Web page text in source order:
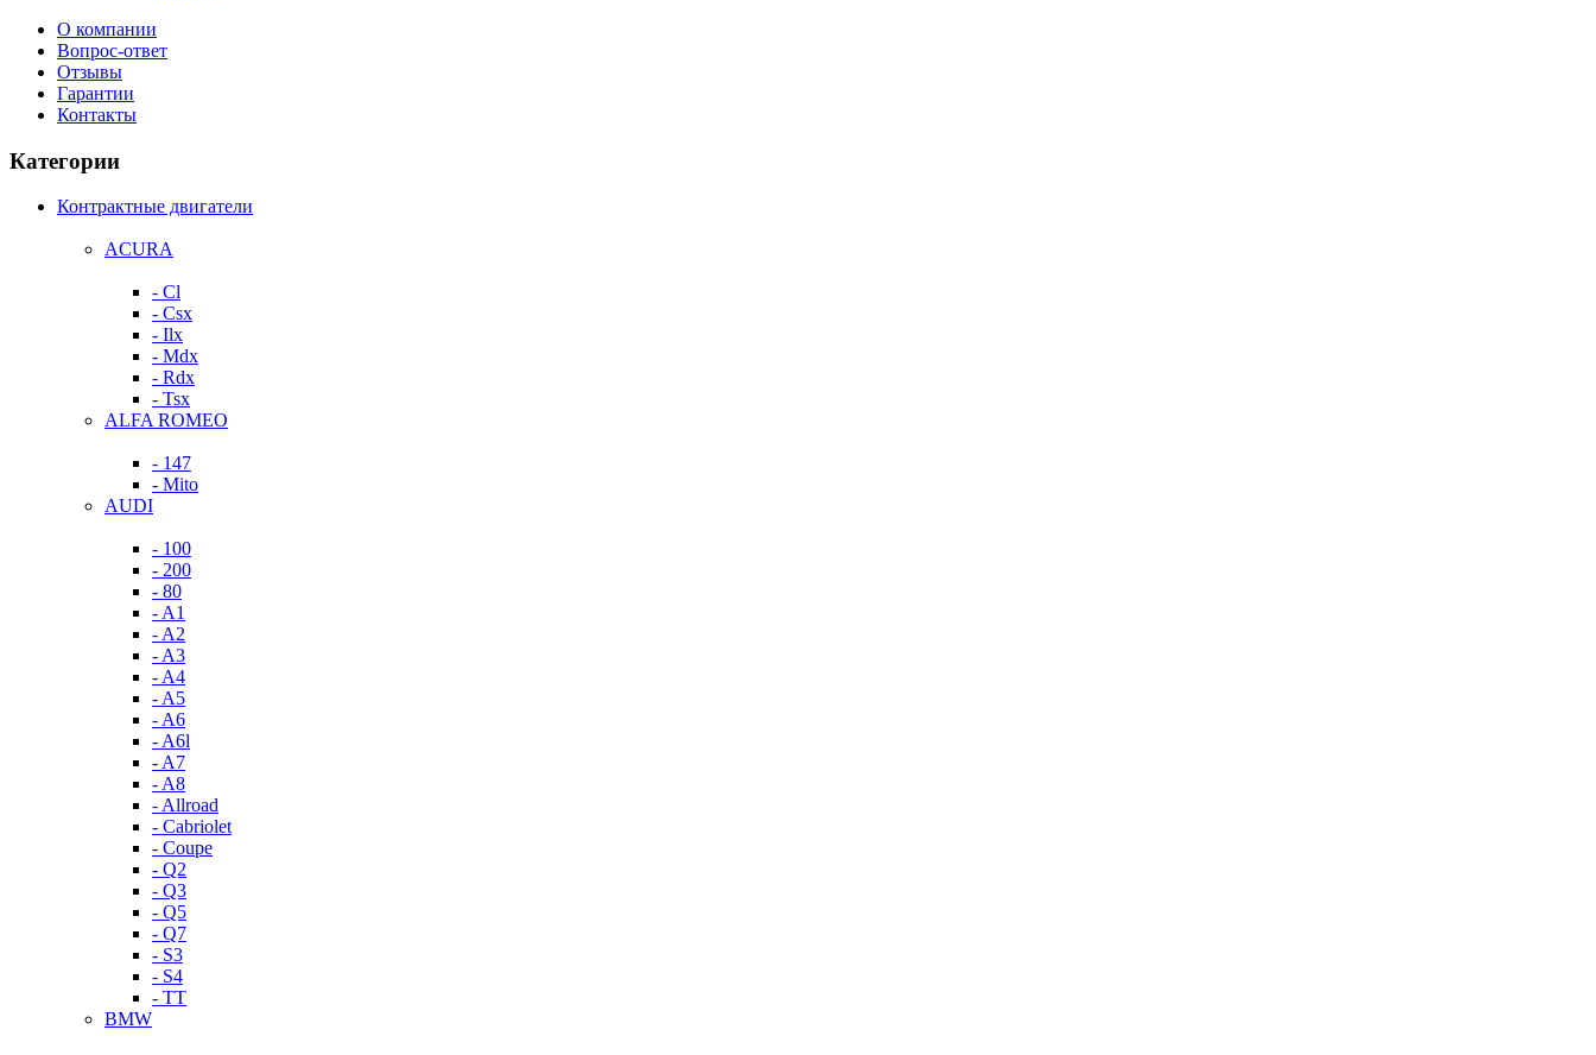
О компании
Вопрос-ответ
Отзывы
Гарантии
Контакты
Категории
Контрактные двигатели
ACURA
- Cl
- Csx
- Ilx
- Mdx
- Rdx
- Tsx
ALFA ROMEO
- 147
- Mito
AUDI
- 100
- 200
- 80
- A1
- A2
- A3
- A4
- A5
- A6
- A6l
- A7
- A8
- Allroad
- Cabriolet
- Coupe
- Q2
- Q3
- Q5
- Q7
- S3
- S4
- TT
BMW